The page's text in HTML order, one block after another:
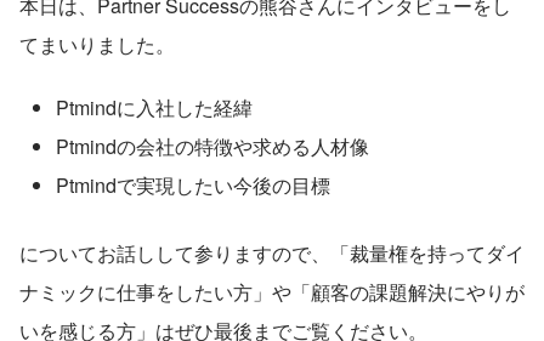
てまいりました。
Ptmindに入社した経緯
Ptmindの会社の特徴や求める人材像
Ptmindで実現したい今後の目標
についてお話しして参りますので、「裁量権を持ってダイ
ナミックに仕事をしたい方」や「顧客の課題解決にやりが
いを感じる方」はぜひ最後までご覧ください。